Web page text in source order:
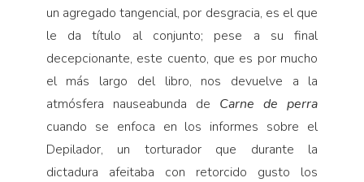
un agregado tangencial, por desgracia, es el que
le da título al conjunto; pese a su final
decepcionante, este cuento, que es por mucho
el más largo del libro, nos devuelve a la
atmósfera nauseabunda de Carne de perra
cuando se enfoca en los informes sobre el
Depilador, un torturador que durante la
dictadura afeitaba con retorcido gusto los